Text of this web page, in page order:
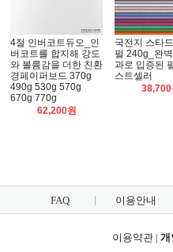
4절 인버코트듀오_인
버코트를 합지해 강도
와 볼륨감을 더한 친환
경페이퍼보드 370g
490g 530g 570g
670g 770g
62,200원
국전지 스타
펄 240g_완
과로 입증된
스트셀러
38,700
FAQ 이용안내
이용약관| 개